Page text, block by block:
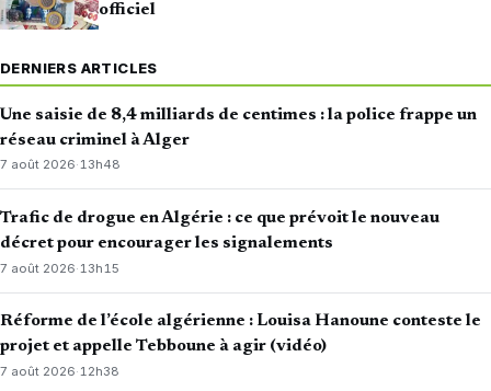
officiel
DERNIERS ARTICLES
Une saisie de 8,4 milliards de centimes : la police frappe un
réseau criminel à Alger
7 août 2026·13h48
Trafic de drogue en Algérie : ce que prévoit le nouveau
décret pour encourager les signalements
7 août 2026· 13h15
Réforme de l’école algérienne : Louisa Hanoune conteste le
projet et appelle Tebboune à agir (vidéo)
7 août 2026·12h38